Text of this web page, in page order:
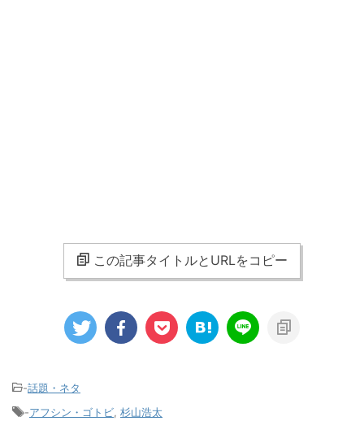
この記事タイトルとURLをコピー
-話題・ネタ
-アフシン・ゴトビ 杉山浩太